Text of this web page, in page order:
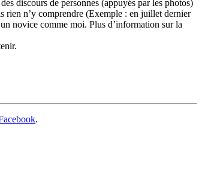
discours de personnes (appuyés par les photos)
rien n’y comprendre (Exemple : en juillet dernier
novice comme moi. Plus d’information sur la
.